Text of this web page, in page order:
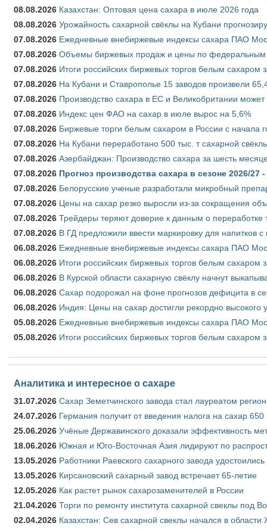
08.08.2026 Казахстан: Оптовая цена сахара в июле 2026 года
08.08.2026 Урожайность сахарной свёклы на Кубани
07.08.2026 Ежедневные внебиржевые индексы сахара ПАО
07.08.2026 Объемы биржевых продаж и цены по федеральным
07.08.2026 Итоги российских биржевых торгов белым сахаром
07.08.2026 На Кубани и Ставрополье 15 заводов произвели
07.08.2026 Производство сахара в ЕС и Великобритании
07.08.2026 Индекс цен ФАО на сахар в июле вырос на 5,6%
07.08.2026 Биржевые торги белым сахаром в России с начала
07.08.2026 На Кубани переработано 500 тыс. т сахарной
07.08.2026 Азербайджан: Производство сахара за шесть
07.08.2026 Прогноз производства сахара в сезоне 2026/
07.08.2026 Белорусские ученые разработали микробный
07.08.2026 Цены на сахар резко выросли из-за сокращения
07.08.2026 Трейдеры теряют доверие к данным о переработке
07.08.2026 В ГД предложили ввести маркировку для напитков
06.08.2026 Ежедневные внебиржевые индексы сахара ПАО
06.08.2026 Итоги российских биржевых торгов белым сахаром
06.08.2026 В Курской области сахарную свёклу начнут
06.08.2026 Сахар подорожал на фоне прогнозов дефицита в
06.08.2026 Индия: Цены на сахар достигли рекордно высокого
05.08.2026 Ежедневные внебиржевые индексы сахара ПАО
05.08.2026 Итоги российских биржевых торгов белым сахаром
Аналитика и интересное о сахаре
31.07.2026 Сахар Земетчинского завода стал лауреатом
24.07.2026 Германия получит от введения налога на сахар
25.06.2026 Учёные Державинского доказали эффективность
18.06.2026 Южная и Юго-Восточная Азия лидируют по
13.05.2026 Работники Раевского сахарного завода удостоились
13.05.2026 Кирсановский сахарный завод встречает 65-летие
12.05.2026 Как растет рынок сахарозаменителей в России
21.04.2026 Торги по ремонту института сахарной свеклы под
02.04.2026 Казахстан: Сев сахарной свеклы начался в области